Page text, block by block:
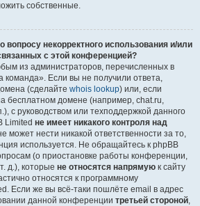
собственные.
вопросу некорректного использования и/или
с этой конференцией?
из администраторов, перечисленных в
команда». Если вы не получили ответа,
(сделайте whois lookup) или, если
бесплатном домене (например, chat.ru,
с руководством или техподдержкой данного
Limited не имеет никакого контроля над
может нести никакой ответственности за то,
используется. Не обращайтесь к phpBB
(о приостановке работы конференции,
д.), которые не относятся напрямую к сайту
относятся к программному
Если же вы всё-таки пошлёте email в адрес
данной конференции третьей стороной,